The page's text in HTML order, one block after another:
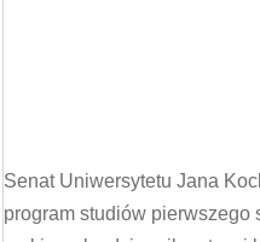
Senat Uniwersytetu Jana
program studiów pierwszego